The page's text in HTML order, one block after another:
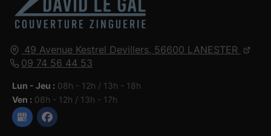
49 Avenue Kestrel Devillers, 56600 LANESTER
09 74 56 44 53
Lun - Jeu : 08h - 12h / 13h - 18h
Ven : 08h - 12h / 13h - 17h